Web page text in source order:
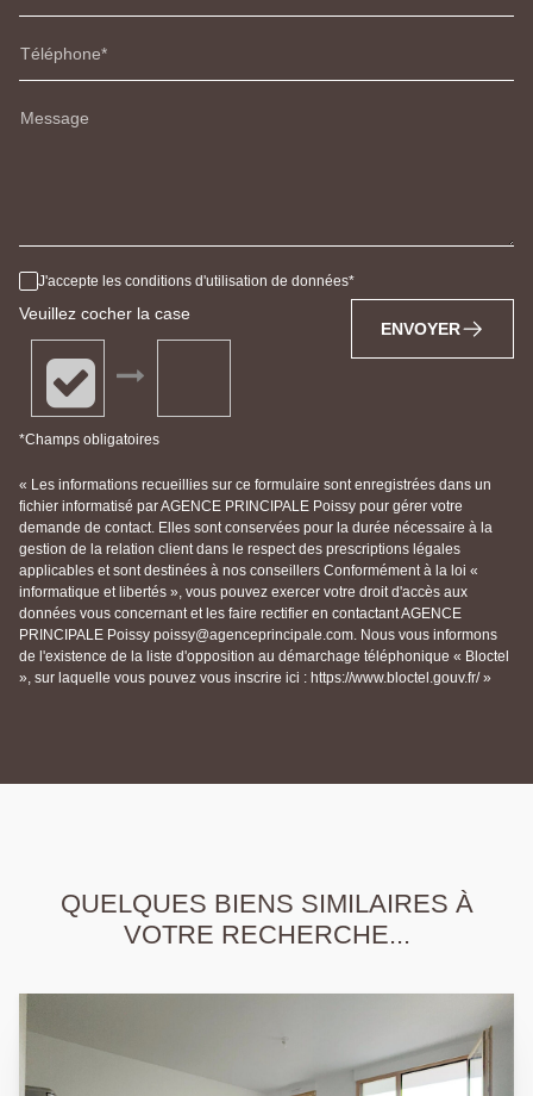
Téléphone
Message
J'accepte les conditions d'utilisation de données
Veuillez cocher la case
*Champs obligatoires
ENVOYER
« Les informations recueillies sur ce formulaire sont enregistrées dans un
fichier informatisé par AGENCE PRINCIPALE Poissy pour gérer votre
demande de contact. Elles sont conservées pour la durée nécessaire à la
gestion de la relation client dans le respect des prescriptions légales
applicables et sont destinées à nos conseillers Conformément à la loi «
informatique et libertés », vous pouvez exercer votre droit d'accès aux
données vous concernant et les faire rectifier en contactant AGENCE
PRINCIPALE Poissy poissy@agenceprincipale.com. Nous vous informons
de l'existence de la liste d'opposition au démarchage téléphonique « Bloctel
», sur laquelle vous pouvez vous inscrire ici : https://www.bloctel.gouv.fr/ »
QUELQUES BIENS SIMILAIRES À
VOTRE RECHERCHE...